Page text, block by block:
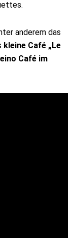
anderem das
kleine Café „Le
Café im